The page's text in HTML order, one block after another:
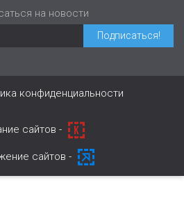
на новости
конфиденциальности
сайтов -
сайтов -